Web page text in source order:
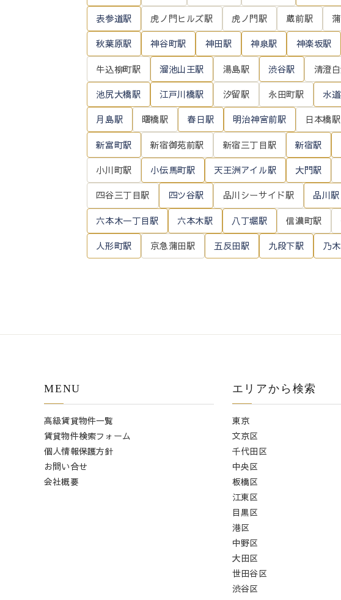
表参道駅 虎ノ門ヒルズ駅 虎ノ門駅 蔵前駅
秋葉原駅 神谷町駅 神田駅 神泉駅 神楽坂駅
牛込柳町駅 溜池山王駅 湯島駅 渋谷駅 清澄
池尻大橋駅 江戸川橋駅 汐留駅 永田町駅 水
月島駅 曙橋駅 春日駅 明治神宮前駅 日本橋駅
新富町駅 新宿御苑前駅 新宿三丁目駅 新宿駅
小川町駅 小伝馬町駅 天王洲アイル駅 大門駅
四谷三丁目駅 四ツ谷駅 品川シーサイド駅 品川駅
六本木一丁目駅 六本木駅 八丁堀駅 信濃町駅
人形町駅 京急蒲田駅 五反田駅 九段下駅 乃
MENU
高級賃貸物件一覧
賃貸物件検索フォーム
個人情報保護方針
お問い合せ
会社概要
エリアから検索
東京
文京区
千代田区
中央区
板橋区
江東区
目黒区
港区
中野区
大田区
世田谷区
渋谷区